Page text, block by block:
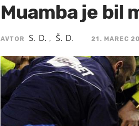
Muamba je bil
AVTOR S. D., Š. D. 21. MAREC